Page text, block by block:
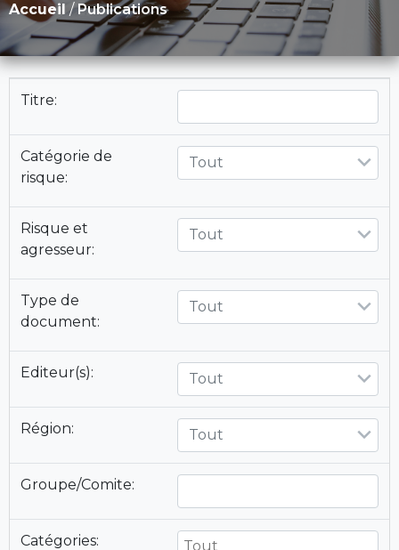
Accueil /Publications
Titre:
Catégorie de
risque:
Tout
Risque et
agresseur:
Tout
Type de
document:
Tout
Editeur(s): Tout
Région: Tout
Groupe/Comite:
Catégories: